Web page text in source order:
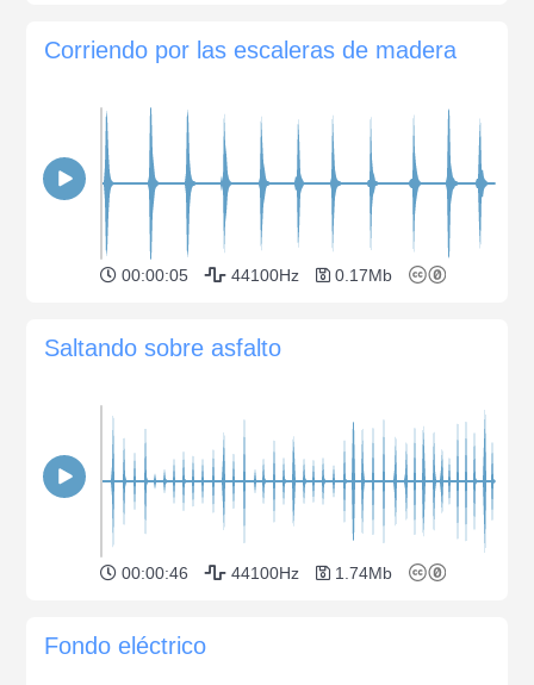
Corriendo por las escaleras de madera
00:00:05 44100Hz 0.17Mb
Saltando sobre asfalto
00:00:46 44100Hz 1.74Mb
Fondo eléctrico